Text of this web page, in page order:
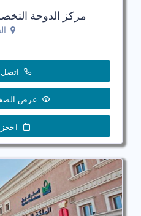
مركز الدوحة
اتصل
عرض
احجز